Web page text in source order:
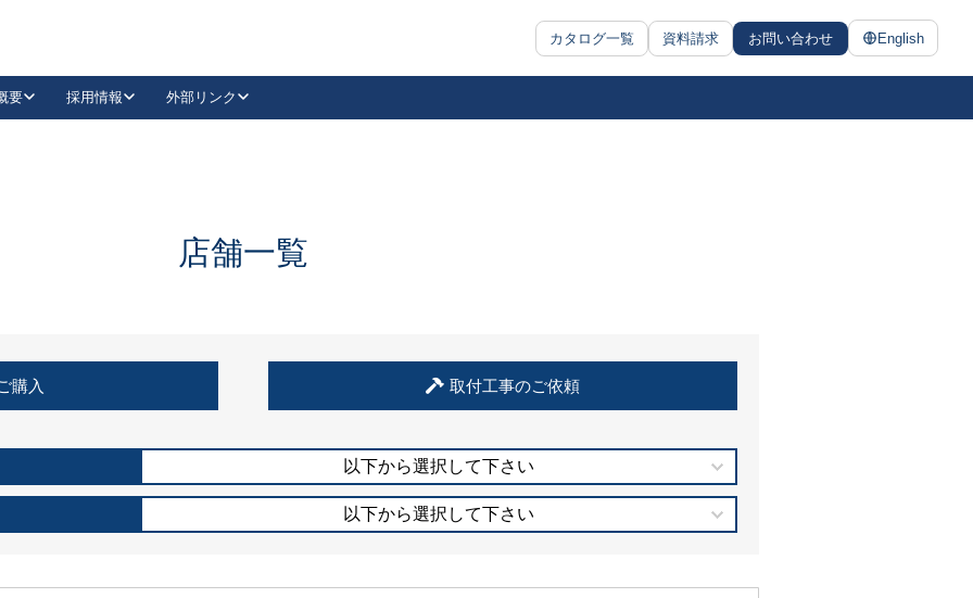
カタログ一覧 資料請求 お問い合わせ English
抗ウイルス・抗菌製品
要 採用情報 外部リンク
LinkedIn
住宅使用部材標準化推進協議会
店舗一覧
購入 取付工事のご依頼
以下から選択して下さい
以下から選択して下さい